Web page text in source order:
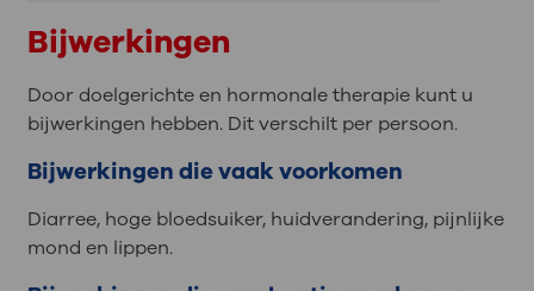
Bijwerkingen
Door doelgerichte en hormonale therapie kunt u
bijwerkingen hebben. Dit verschilt per persoon.
Bijwerkingen die vaak voorkomen
Diarree, hoge bloedsuiker, huidverandering, pijnlijke
mond en lippen.